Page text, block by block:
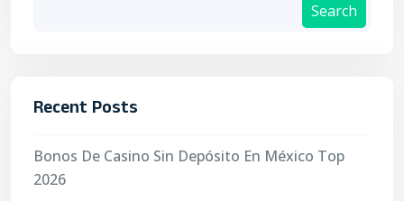
Search
Recent Posts
Bonos De Casino Sin Depósito En México Top
2026